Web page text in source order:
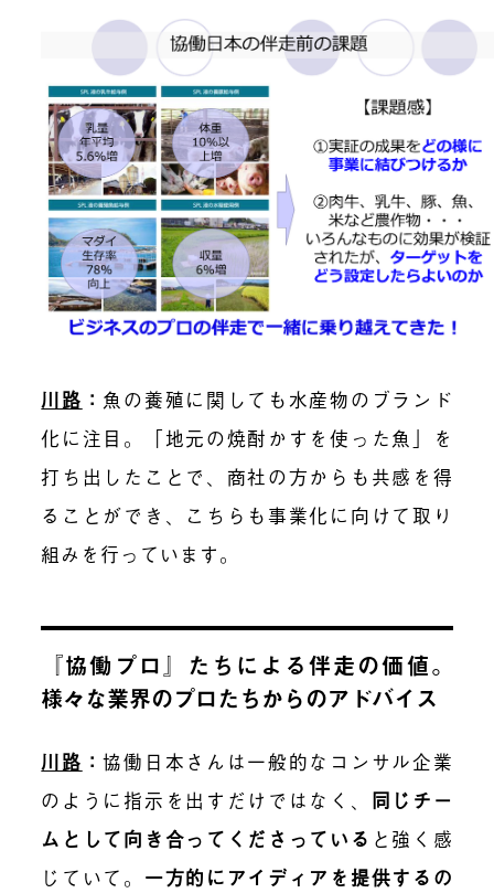
川路 ： 魚の養殖に関しても水産物のブランド
化に注目。「地元の焼酎かすを使った魚」を
打ち出したことで、商社の方からも共感を得
ることができ、こちらも事業化に向けて取り
組みを行っています。
『協働プロ』たちによる伴走の価値。
様々な業界のプロたちからのアドバイス
川路 ：協働日本さんは一般的なコンサル企業
のように指示を出すだけではなく、 同じチー
ムとして向き合ってくださっている と強く感
じていて 。 一方的にアイディアを提供するの